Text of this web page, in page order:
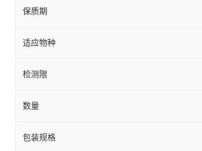
保质期
适应物种
检测限
数量
包装规格